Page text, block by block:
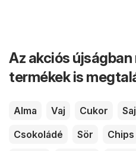
Az akciós újságban
termékek is
Alma Vaj Cukor
Csokoládé
Sör Chips